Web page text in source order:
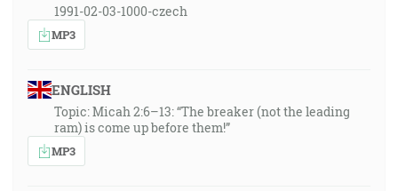
1991-02-03-1000-czech
MP3
ENGLISH
Topic: Micah 2:6–13: “The breaker (not the leading
ram) is come up before them!”
MP3